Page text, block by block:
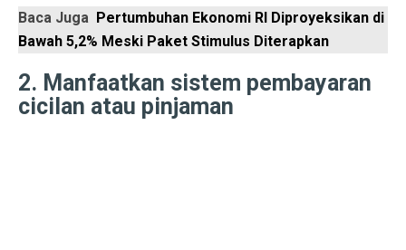
Perbandingan Xiaomi 15T vs 15T Pro: Spesifikasi dan
Revolusi Data: AI Mengubah Pengelolaan Informasi di
Samsung Pertahankan Model Plus di Galaxy S26
Baca Juga Pertumbuhan Ekonomi RI Diproyeksikan di
Bawah 5,2% Meski Paket Stimulus Diterapkan
2. Manfaatkan sistem pembayaran
cicilan atau pinjaman